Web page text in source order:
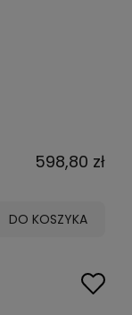
598,80 zł
DO KOSZYKA